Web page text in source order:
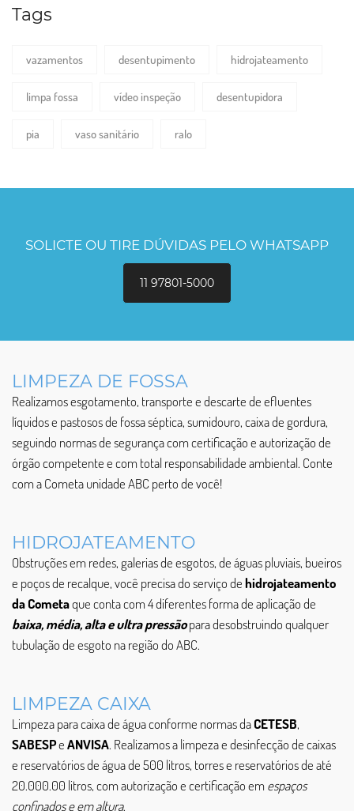
Tags
vazamentos desentupimento hidrojateamento
limpa fossa vídeo inspeção desentupidora
pia vaso sanitário ralo
SOLICTE OU TIRE DÚVIDAS PELO WHATSAPP
11 97801-5000
LIMPEZA DE FOSSA
Realizamos esgotamento, transporte e descarte de efluentes
líquidos e pastosos de fossa séptica, sumidouro, caixa de gordura,
seguindo normas de segurança com certificação e autorização de
órgão competente e com total responsabilidade ambiental. Conte
com a Cometa unidade ABC perto de você!
HIDROJATEAMENTO
Obstruções em redes, galerias de esgotos, de águas pluviais, bueiros
e poços de recalque, você precisa do serviço dehidrojateamento
da Cometaque conta com 4 diferentes forma de aplicação de
baixa, média, alta e ultra pressãopara desobstruindo qualquer
tubulação de esgoto na região do ABC.
LIMPEZA CAIXA
Limpeza para caixa de água conforme normas daCETESB,
SABESPeANVISA. Realizamos a limpeza e desinfecção de caixas
e reservatórios de água de 500 litros, torres e reservatórios de até
20.000.00 litros, com autorização e certificação emespaços
confinados e em altura.